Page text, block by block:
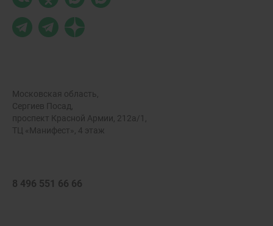
Московская область,
Сергиев Посад,
проспект Красной Армии, 212а/1,
ТЦ «Манифест», 4 этаж
8 496 551 66 66